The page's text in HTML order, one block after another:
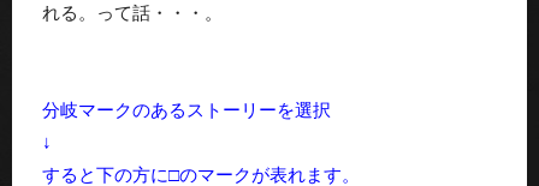
れる。って話・・・。
分岐マークのあるストーリーを選択
↓
すると下の方に□のマークが表れます。